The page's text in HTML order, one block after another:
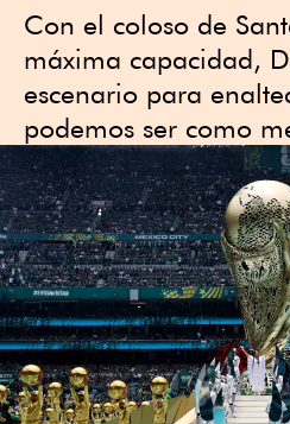
Con el coloso de
máxima capacidad,
escenario para
podemos ser como